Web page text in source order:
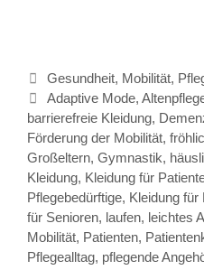
Kategorien
Gesundheit, Mobilität,
Schlagwörter
Adaptive Mode,
barrierefreie Kleidung,
Förderung der Mobilität,
Großeltern, Gymnastik,
Kleidung, Kleidung für
Pflegebedürftige, Kleidung für
für Senioren, laufen, leichtes
Mobilität, Patienten,
Pflegealltag, pflegende